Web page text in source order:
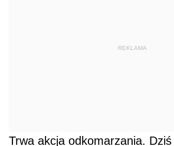
REKLAMA
Trwa akcja odkomarzania.